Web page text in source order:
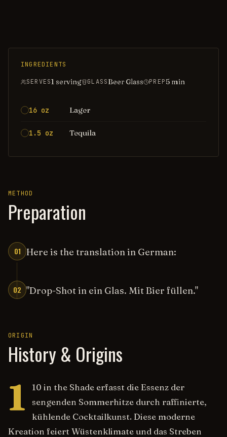
INGREDIENTS
SERVES1 serving GLASSBeer Glass PREP5 min
16 oz Lager
1.5 oz Tequila
METHOD
Preparation
01 Here is the translation in German:
02 "Drop-Shot in ein Glas. Mit Bier füllen."
ORIGIN
History & Origins
1
10 in the Shade erfasst die Essenz der
sengenden Sommerhitze durch raffinierte,
kühlende Cocktailkunst. Diese moderne
Kreation feiert Wüstenklimate und das Streben